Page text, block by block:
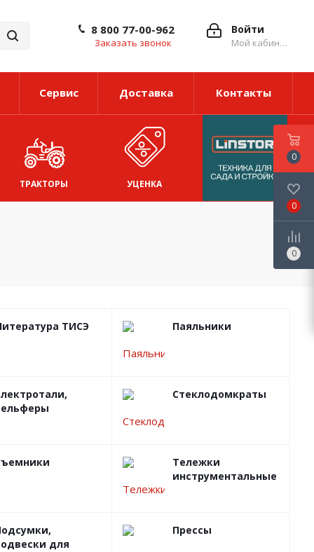
Войти
Мой кабинет
8 800 77-00-962
Заказать звонок
Сервис Доставка Контакты
ТРАКТОРЫ УЦЕНКА
ТИСЭ Паяльники
Стеклодомкраты
Тележки
инструментальные
для
Прессы
0
0
0